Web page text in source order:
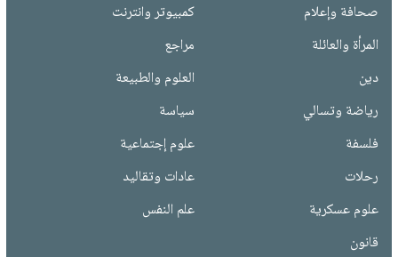
صحافة وإعلام
كمبيوتر وانترنت
المرأة والعائلة
مراجع
دين
العلوم والطبيعة
رياضة وتسالي
سياسة
فلسفة
علوم إجتماعية
رحلات
عادات وتقاليد
علوم عسكرية
علم النفس
قانون